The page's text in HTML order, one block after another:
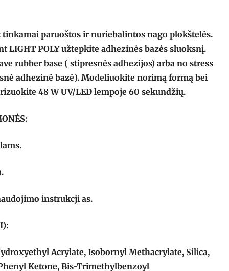
paruoštos ir nuriebalintos nago plokštelės.
LIGHT POLY užtepkite adhezinės bazės sluoksnį.
rubber base ( stipresnės adhezijos) arba no stress
adhezinė bazė). Modeliuokite norimą formą bei
48 W UV/LED lempoje 60 sekundžių.
instrukcji as.
Acrylate, Isobornyl Methacrylate, Silica,
Ketone, Bis-Trimethylbenzoyl